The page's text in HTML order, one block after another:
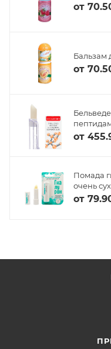
от
Бальзам
от
от
Помада
очень
от